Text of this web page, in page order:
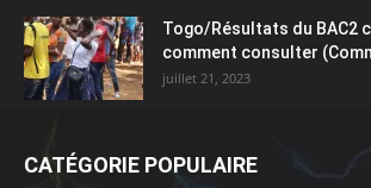
Togo/Résultats du BAC2
comment consulter
juillet 21, 2023
CATÉGORIE POPULAIRE